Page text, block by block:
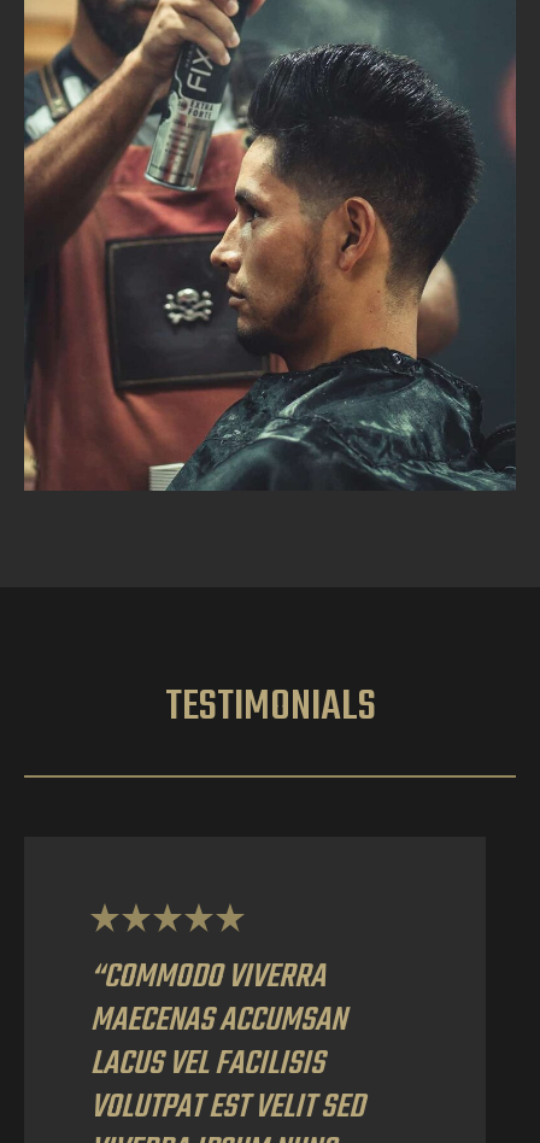
TESTIMONIALS
“COMMODO VIVERRA
MAECENAS ACCUMSAN
LACUS VEL FACILISIS
VOLUTPAT EST VELIT SED